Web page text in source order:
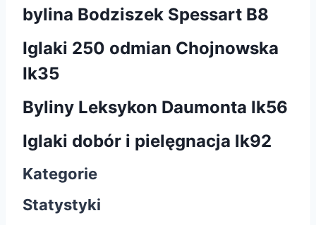
bylina Bodziszek Spessart B8
Iglaki 250 odmian Chojnowska
Ik35
Byliny Leksykon Daumonta Ik56
Iglaki dobór i pielęgnacja lk92
Kategorie
Statystyki